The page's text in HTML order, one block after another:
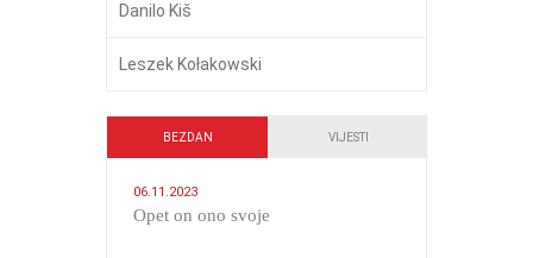
Danilo Kiš
Leszek Kołakowski
BEZDAN VIJESTI
06.11.2023
​Opet on ono svoje